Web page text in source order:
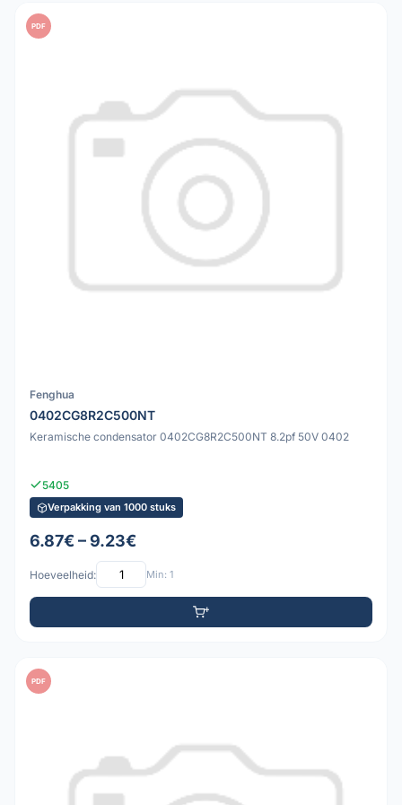
PDF
Fenghua
0402CG8R2C500NT
Keramische condensator 0402CG8R2C500NT 8.2pf 50V 0402
5405
Verpakking van 1000 stuks
6.87€ – 9.23€
Hoeveelheid: Min: 1
PDF